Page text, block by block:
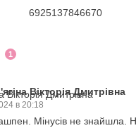
6925137846670
1
Вікторія Дмитрівна
в 20:18
Мінусів не знайшла.